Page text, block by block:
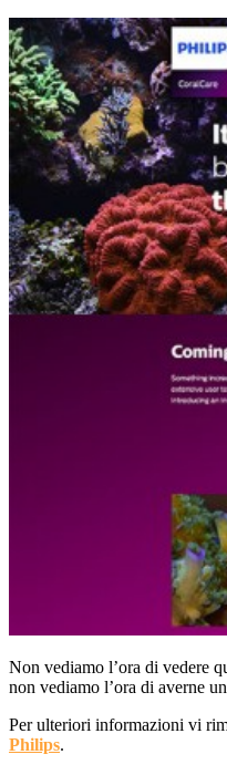
Non vediamo l’ora di vedere
non vediamo l’ora di averne
Per ulteriori informazioni vi
Philips.